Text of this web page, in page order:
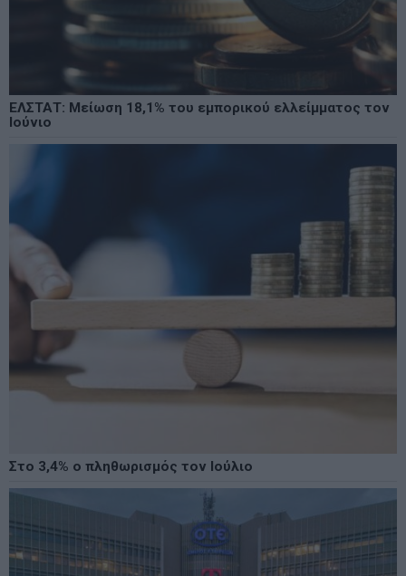
ΕΛΣΤΑΤ: Μείωση 18,1% του εμπορικού ελλείμματος τον
Ιούνιο
Στο 3,4% ο πληθωρισμός τον Ιούλιο